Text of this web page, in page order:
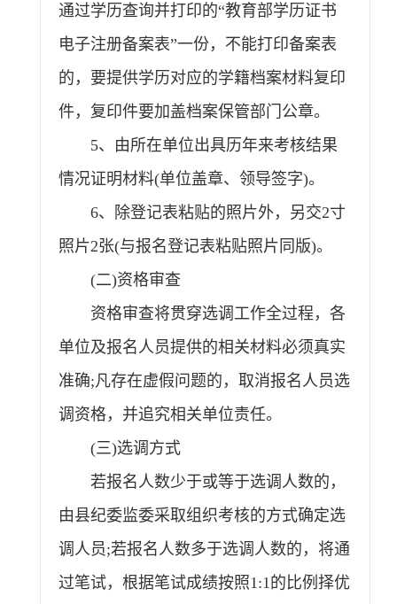
通过学历查询并打印的“教育部学历证书
电子注册备案表”一份，不能打印备案表
的，要提供学历对应的学籍档案材料复印
件，复印件要加盖档案保管部门公章。
5、由所在单位出具历年来考核结果
情况证明材料(单位盖章、领导签字)。
6、除登记表粘贴的照片外，另交2寸
照片2张(与报名登记表粘贴照片同版)。
(二)资格审查
资格审查将贯穿选调工作全过程，各
单位及报名人员提供的相关材料必须真实
准确;凡存在虚假问题的，取消报名人员选
调资格，并追究相关单位责任。
(三)选调方式
若报名人数少于或等于选调人数的，
由县纪委监委采取组织考核的方式确定选
调人员;若报名人数多于选调人数的，将通
过笔试，根据笔试成绩按照1:1的比例择优